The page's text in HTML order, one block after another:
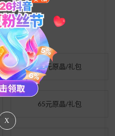
45元原晶/礼包
65元原晶/礼包
X